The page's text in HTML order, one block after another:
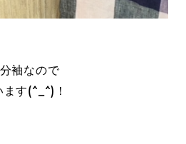
袖なので
す(^_^)！